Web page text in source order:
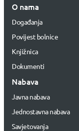
O nama
Događanja
Povijest bolnice
Knjižnica
Dokumenti
Nabava
Javna nabava
Jednostavna nabava
Savjetovanja